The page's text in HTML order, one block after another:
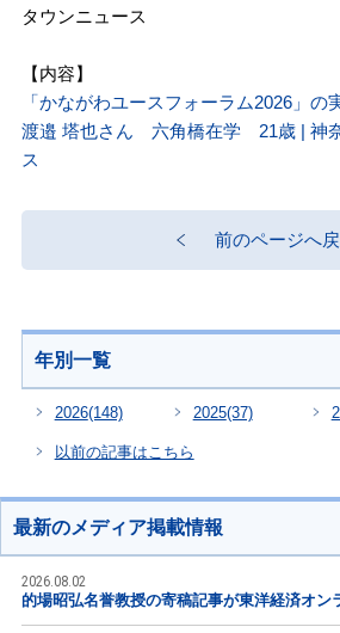
タウンニュース
【内容】
「かながわユースフォーラム2026」
渡邉 塔也さん 六角橋在学 21歳 | 神
ス
前のページへ
年別一覧
2026(148) 2025(37)
以前の記事はこちら
最新のメディア掲載情報
2026.08.02
的場昭弘名誉教授の寄稿記事が東洋経済オン